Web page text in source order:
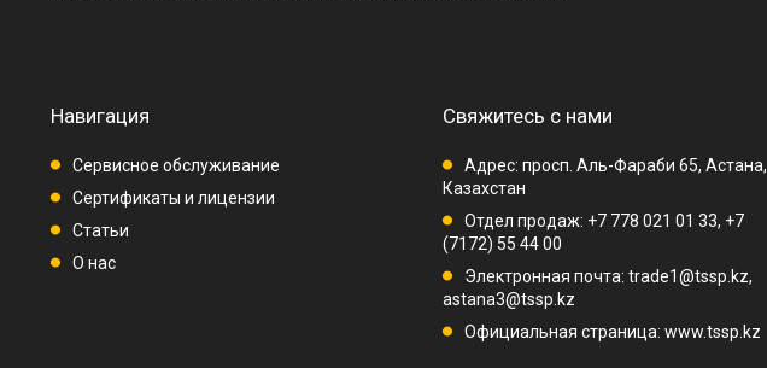
Навигация
Сервисное обслуживание
Сертификаты и лицензии
Статьи
О нас
Свяжитесь с нами
Адрес: просп. Аль-Фараби 65, Астана,
Казахстан
Отдел продаж: +7 778 021 01 33, +7
(7172) 55 44 00
Электронная почта: trade1@tssp.kz,
astana3@tssp.kz
Официальная страница: www.tssp.kz